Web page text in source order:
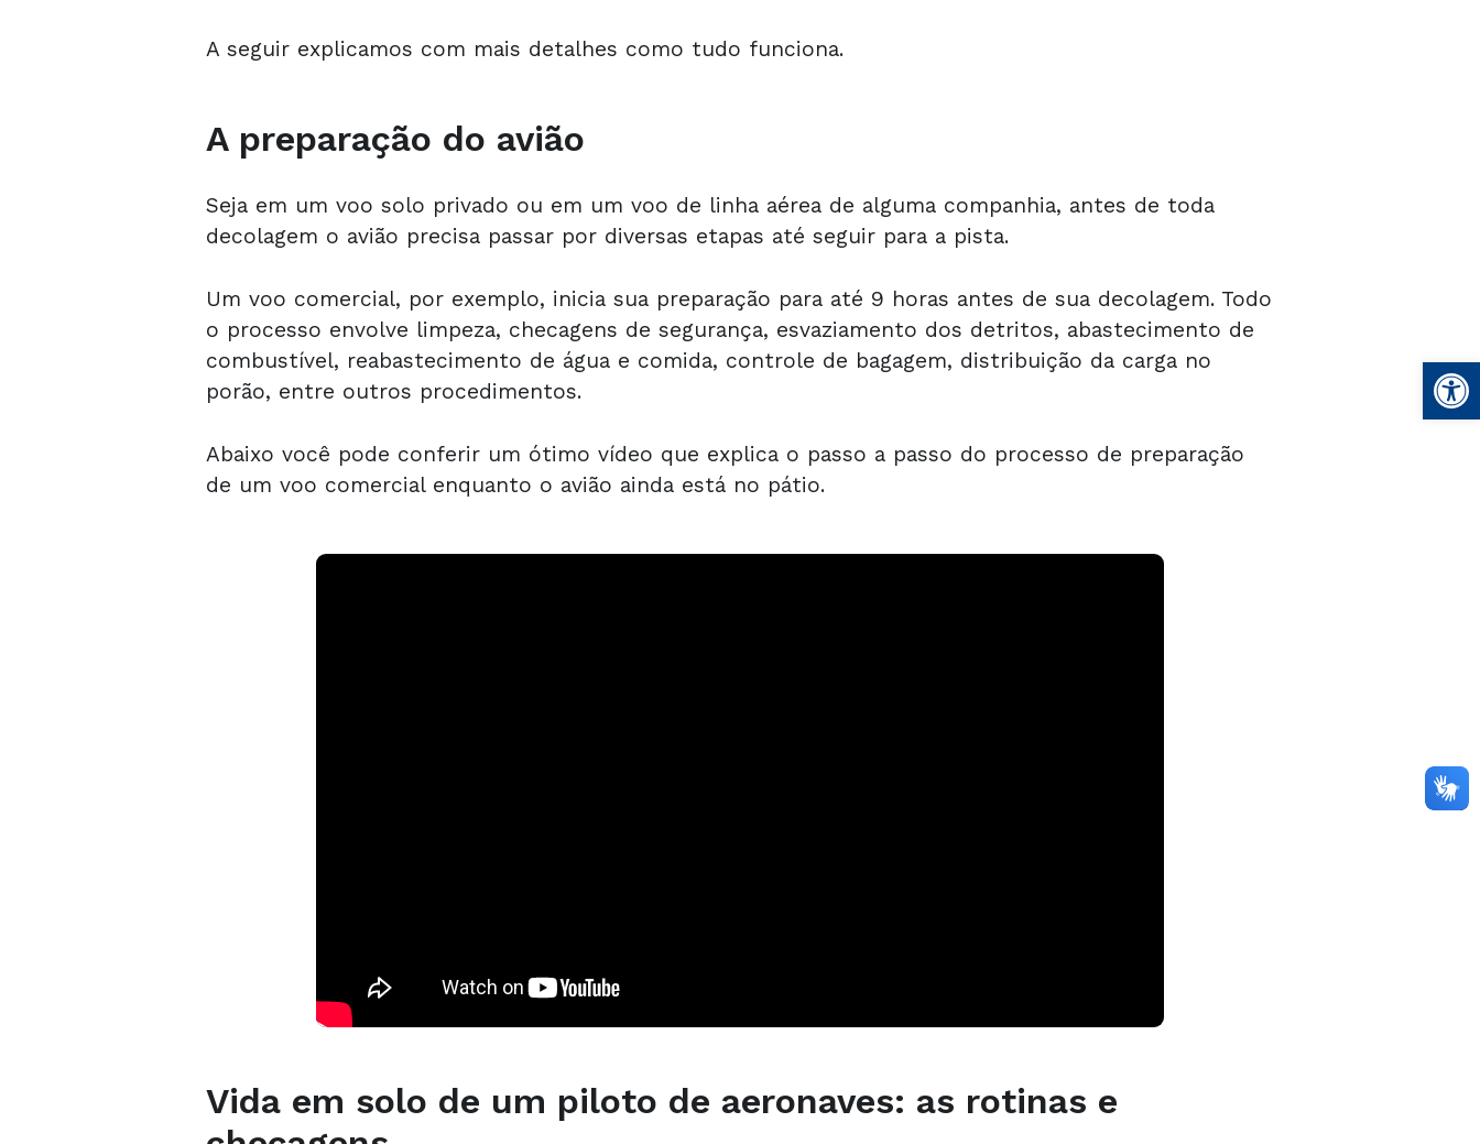
A seguir explicamos com mais detalhes como tudo funciona.
A preparação do avião
Seja em um voo solo privado ou em um voo de linha aérea de alguma companhia, antes de toda
decolagem o avião precisa passar por diversas etapas até seguir para a pista.
Um voo comercial, por exemplo, inicia sua preparação para até 9 horas antes de sua decolagem. Todo
o processo envolve limpeza, checagens de segurança, esvaziamento dos detritos, abastecimento de
combustível, reabastecimento de água e comida, controle de bagagem, distribuição da carga no
porão, entre outros procedimentos.
Abaixo você pode conferir um ótimo vídeo que explica o passo a passo do processo de preparação
de um voo comercial enquanto o avião ainda está no pátio.
Vida em solo de um piloto de aeronaves: as rotinas e